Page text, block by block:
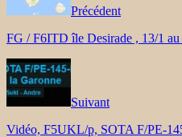
Précédent
FG / F6ITD île Desirade , 13/1
Suivant
Vidéo, F5UKL/p, SOTA F/PE-